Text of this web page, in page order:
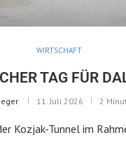
WIRTSCHAFT
TAG FÜR
11. Juli 2026 2
Kozjak-Tunnel im